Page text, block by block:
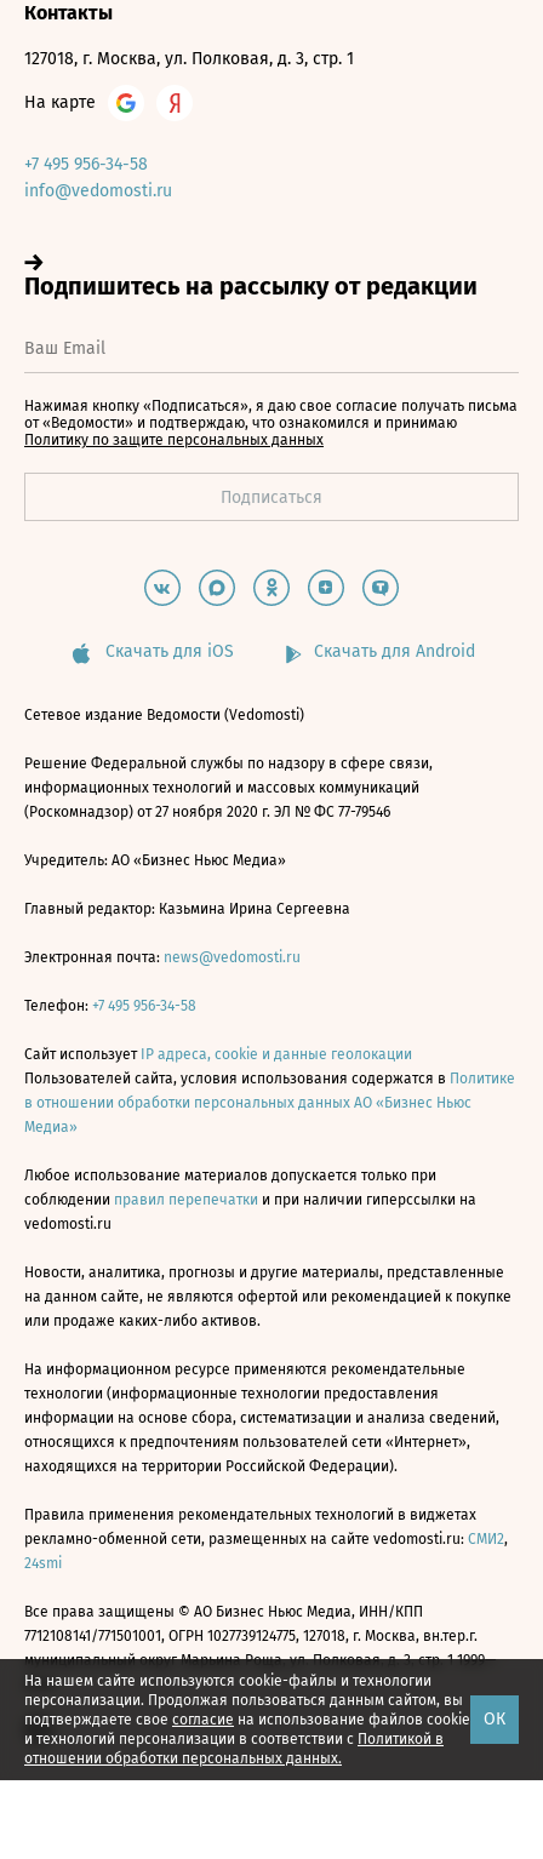
На нашем сайте используются cookie-файлы и технологии
персонализации. Продолжая пользоваться данным сайтом, вы
подтверждаете свое согласие на использование файлов cookie
и технологий персонализации в соответствии с Политикой в
отношении обработки персональных данных.
ОК
Контакты
127018, г. Москва, ул. Полковая, д. 3, стр. 1
На карте
+7 495 956-34-58
info@vedomosti.ru
Нажимая кнопку «Подписаться», я даю свое согласие получать письма
от «Ведомости» и подтверждаю, что ознакомился и принимаю
Политику по защите персональных данных
Скачать для iOS Скачать для Android
Сетевое издание Ведомости (Vedomosti)
Решение Федеральной службы по надзору в сфере связи,
информационных технологий и массовых коммуникаций
(Роскомнадзор) от 27 ноября 2020 г. ЭЛ № ФС 77-79546
Учредитель: АО «Бизнес Ньюс Медиа»
Главный редактор: Казьмина Ирина Сергеевна
Электронная почта: news@vedomosti.ru
Телефон: +7 495 956-34-58
Сайт использует IP адреса, cookie и данные геолокации
Пользователей сайта, условия использования содержатся в Политике
в отношении обработки персональных данных АО «Бизнес Ньюс
Медиа»
Любое использование материалов допускается только при
соблюдении правил перепечатки и при наличии гиперссылки на
vedomosti.ru
Новости, аналитика, прогнозы и другие материалы, представленные
на данном сайте, не являются офертой или рекомендацией к покупке
или продаже каких-либо активов.
На информационном ресурсе применяются рекомендательные
технологии (информационные технологии предоставления
информации на основе сбора, систематизации и анализа сведений,
относящихся к предпочтениям пользователей сети «Интернет»,
находящихся на территории Российской Федерации).
Правила применения рекомендательных технологий в виджетах
рекламно-обменной сети, размещенных на сайте vedomosti.ru: СМИ2,
24smi
Все права защищены © АО Бизнес Ньюс Медиа, ИНН/КПП
7712108141/771501001, ОГРН 1027739124775, 127018, г. Москва, вн.тер.г.
муниципальный округ Марьина Роща, ул. Полковая, д. 3, стр. 1 1999—
2026